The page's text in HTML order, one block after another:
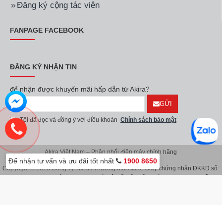
Đăng ký cộng tác viên
FANPAGE FACEBOOK
ĐĂNG KÝ NHẬN TIN
để nhận được khuyến mãi hấp dẫn từ Akira?
GỬI
Tôi đã đọc và đồng ý với điều khoản Chính sách bảo mật
Akira Việt Nam – Phân phối điện máy chính hãng
Copyright © 2018 Công Ty TNHH Thương Mại Akira. Giấy chứng nhận ĐKKD số:
Để nhận tư vấn và ưu đãi tốt nhất 1900 8650